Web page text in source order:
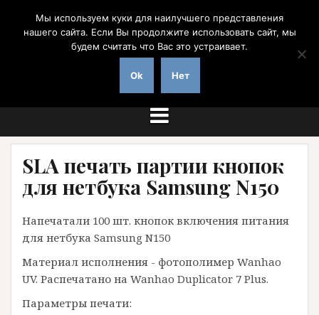
содержимому
на заказ с доставкой по России
SLA печать партии кнопок
для нетбука Samsung N150
Напечатали 100 шт. кнопок включения питания
для нетбука Samsung N150
Материал исполнения - фотополимер Wanhao
UV. Распечатано на Wanhao Duplicator 7 Plus.
Параметры печати:
Мы используем куки для наилучшего представления
нашего сайта. Если Вы продолжите использовать сайт, мы
будем считать что Вас это устраивает.
Ok Нет